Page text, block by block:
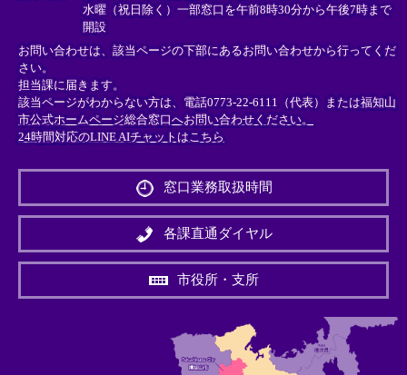
水曜（祝日除く）一部窓口を午前8時30分から午後7時まで
開設
お問い合わせは、該当ページの下部にあるお問い合わせから行ってくだ
さい。
担当課に届きます。
該当ページがわからない方は、電話0773-22-6111（代表）または福知山
市公式ホームページ総合窓口へお問い合わせください。
24時間対応のLINE AIチャットはこちら
外
リ
ン
＞
窓口業務取扱時間
各課直通ダイヤル
市役所・支所